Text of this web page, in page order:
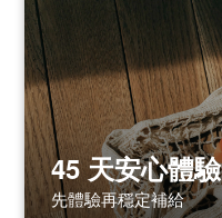
45 天安心體驗
先體驗再穩定補給